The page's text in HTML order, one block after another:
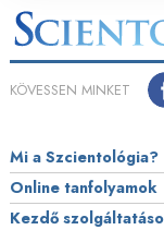
KÖVESSEN MINKET
Mi a Szcientológia?
Online tanfolyamok
Kezdő